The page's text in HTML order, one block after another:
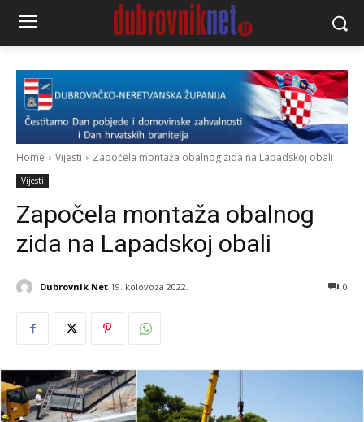
Home Vijesti Započela montaža obalnog zida na Lapadskoj obali
Vijesti
Započela montaža obalnog
zida na Lapadskoj obali
Dubrovnik Net 19. kolovoza 2022. 0